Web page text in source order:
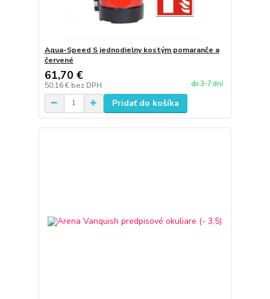
Aqua-Speed S jednodielny kostým pomaranče a
červené
61,70 €
50,16 € bez DPH do 3-7 dní
Pridať do košíka